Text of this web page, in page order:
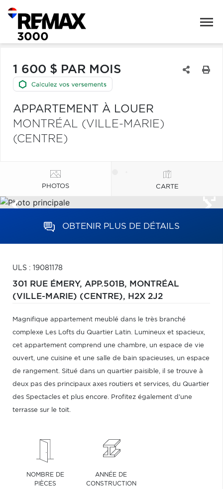
1 600 $ PAR MOIS
APPARTEMENT À LOUER
MONTRÉAL (VILLE-MARIE)
(CENTRE)
PHOTOS CARTE
OBTENIR PLUS DE DÉTAILS
ULS : 19081178
301 RUE ÉMERY, APP.501B, MONTRÉAL
(VILLE-MARIE) (CENTRE), H2X 2J2
Magnifique appartement meublé dans le très branché
complexe Les Lofts du Quartier Latin. Lumineux et spacieux,
cet appartement comprend une chambre, un espace de vie
ouvert, une cuisine et une salle de bain spacieuses, un espace
de rangement. Situé dans un quartier paisible, il se trouve à
deux pas des principaux axes routiers et services, du Quartier
des Spectacles et plus encore. Profitez également d'une
terrasse sur le toit.
NOMBRE DE
PIÈCES
ANNÉE DE
CONSTRUCTION